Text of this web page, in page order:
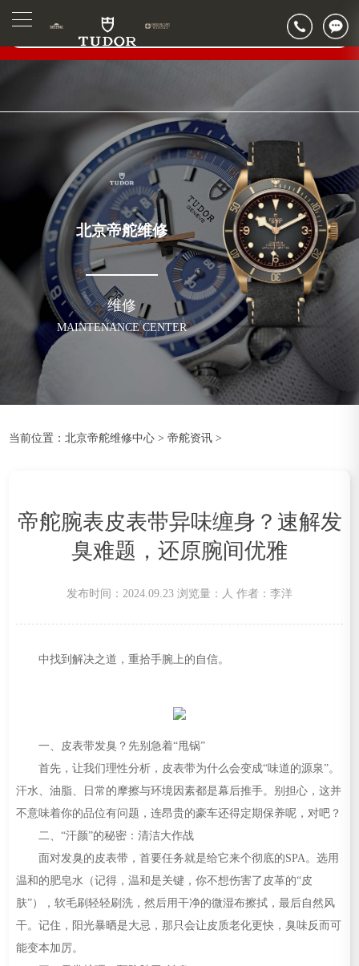
▲
▼
2026年6月北京市帝舵官方售后客户服务热线：400-801-5381
2026年6月帝舵售后服务中心最新网点地址：
节假日正常营业！
北京帝舵维修
维修
MAINTENANCE CENTER
当前位置：北京帝舵维修中心 >帝舵资讯 >
帝舵腕表皮表带异味缠身？速解发
臭难题，还原腕间优雅
发布时间：2024.09.23 浏览量： 人 作者：李洋
中找到解决之道，重拾手腕上的自信。
一、皮表带发臭？先别急着“甩锅”
首先，让我们理性分析，皮表带为什么会变成“味道的源泉”。
汗水、油脂、日常的摩擦与环境因素都是幕后推手。别担心，这并
不意味着你的品位有问题，连昂贵的豪车还得定期保养呢，对吧？
二、“汗颜”的秘密：清洁大作战
面对发臭的皮表带，首要任务就是给它来个彻底的SPA。选用
温和的肥皂水（记得，温和是关键，你不想伤害了皮革的“皮
肤”），软毛刷轻轻刷洗，然后用干净的微湿布擦拭，最后自然风
干。记住，阳光暴晒是大忌，那只会让皮质老化更快，臭味反而可
能变本加厉。